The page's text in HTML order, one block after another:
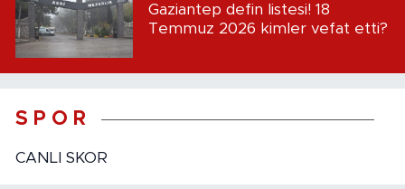
Gaziantep defin listesi! 18
Temmuz 2026 kimler vefat etti?
S P O R
CANLI SKOR